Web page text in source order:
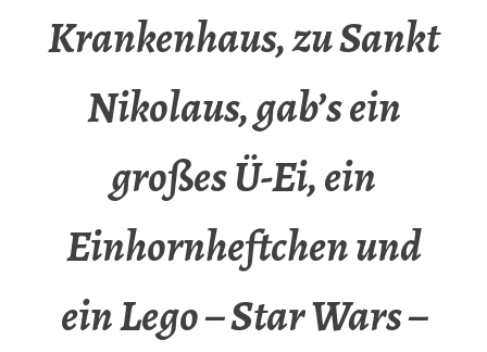
Krankenhaus, zu Sankt
Nikolaus, gab’s ein
großes Ü-Ei, ein
Einhornheftchen und
ein Lego – Star Wars –